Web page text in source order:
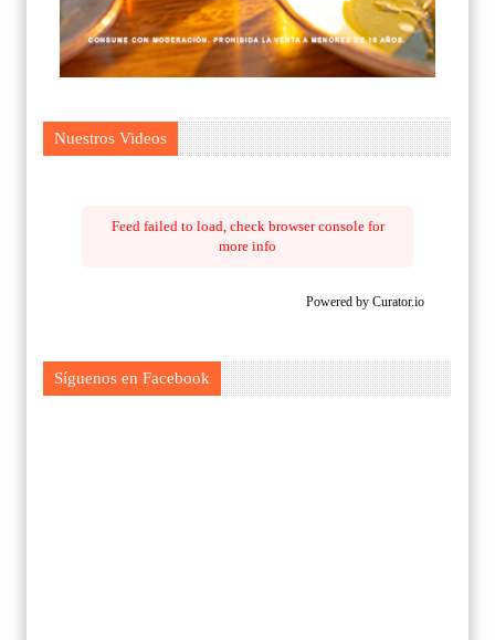
Nuestros Videos
Feed failed to load, check browser console for
more info
Powered by Curator.io
Síguenos en Facebook